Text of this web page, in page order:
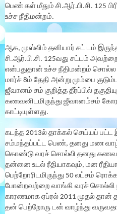
பெண் கள் மீதும் சி.ஆர்.பி.சி. 125
உச்ச நீதிமன்றம்.
ஆக, முஸ்லிம் தனியார் சட் டம்
சி.ஆர்.பி.சி. 125வது சட்டம்
என்பதுதான் உச்ச நீதிமன்றம் சொல்ல
மார்ச் 8ம் தேதி அன்று மும்பை
ஜீவானம் சம் குறித்த தீர்ப்பில்
கணவனிடமிருந்து ஜீவானம்சம் கோர
காட்டியுள்ளது.
கடந்த 2013ல் தாக்கல் செய்யப்
சம்மந்தப்பட்ட பெண், தனது மண
கொண்டு வரச் சொல்லி தனது
தன்னை உடல் ரீதியாகவும், மன ரீதியா
பெற்றோரிடமிருந்து 50 லட்சம்
போன்றவற்றை வாங்கி வரச் சொல்லி
காரணமாக ஏப்ரல் 2011 முதல் தான்
தன் பெற்றோரு டன் வாழ்ந்து